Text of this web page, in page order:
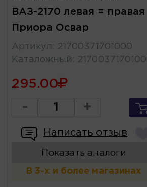
ВАЗ-2170 левая = правая
Приора Освар
Артикул : 21700371701000
Каталожный :
295.00
- +
Написать отзыв
Показать аналоги
В 3-х и более магазинах